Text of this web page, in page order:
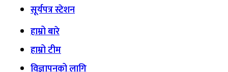
सूर्यपत्र स्टेशन
हाम्रो बारे
हाम्रो टीम